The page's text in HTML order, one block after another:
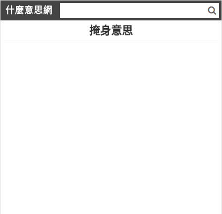
什麼意思網
掩身意思